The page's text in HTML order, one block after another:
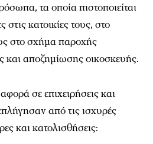
τα οποία πιστοποιείται
στις κατοικίες τους, στο
στο σχήμα παροχής
και αποζημίωσης οικοσκευής.
σε επιχειρήσεις και
από τις ισχυρές
και κατολισθήσεις: